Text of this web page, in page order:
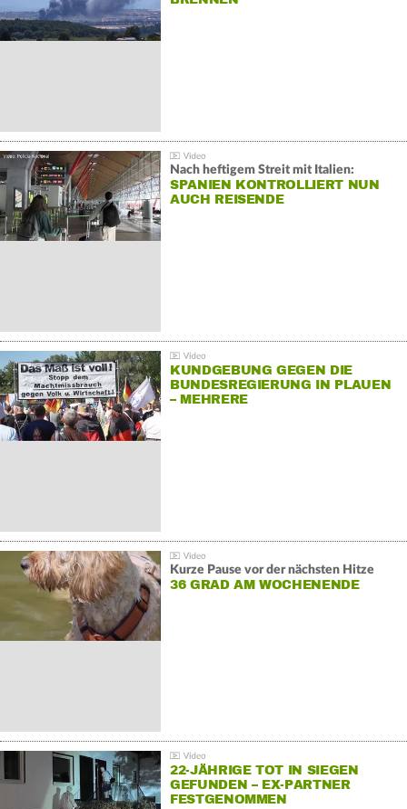
Nach heftigem Streit mit Italien:
SPANIEN KONTROLLIERT NUN
AUCH REISENDE
KUNDGEBUNG GEGEN DIE
BUNDESREGIERUNG IN PLAUEN
– MEHRERE
Kurze Pause vor der nächsten Hitze
36 GRAD AM WOCHENENDE
22-JÄHRIGE TOT IN SIEGEN
GEFUNDEN – EX-PARTNER
FESTGENOMMEN